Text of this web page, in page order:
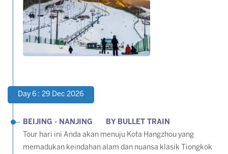
Day 6 : 29 Dec 2026
BEIJING - NANJING BY BULLET TRAIN
Tour hari ini Anda akan menuju Kota Hangzhou yang
memadukan keindahan alam dan nuansa klasik Tiongkok